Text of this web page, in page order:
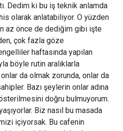
Dedim ki bu iş teknik anlamda
olarak anlatabiliyor. O yüzden
az önce de dediğim gibi işte
çok fazla göze
haftasında yapılan
böyle rutin aralıklarla
da olmak zorunda, onlar da
Bazı şeylerin onlar adına
doğru bulmuyorum.
Biz nasıl bu masada
içiyorsak. Bu cafenin